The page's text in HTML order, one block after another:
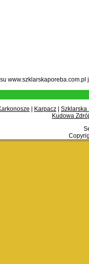
Karpacz
Szklarska
Kudowa